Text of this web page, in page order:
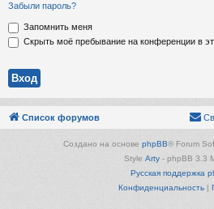
Забыли пароль?
Запомнить меня
Скрыть моё пребывание на конференции в
Список форумов
Создано на основе phpBB® Forum
Style Arty - phpBB 3.3
Русская поддержка
Конфиденциальность|